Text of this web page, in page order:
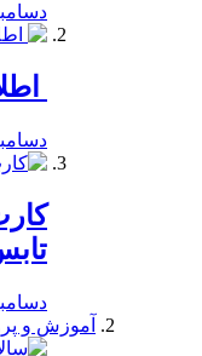
دسامبر 25,
دسامبر 25,
دسامبر 25,
آموزش و